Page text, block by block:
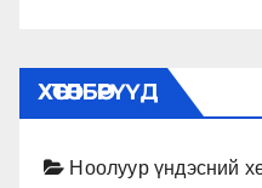
ХӨТӨЛБӨРҮҮД
Ноолуур үндэсний